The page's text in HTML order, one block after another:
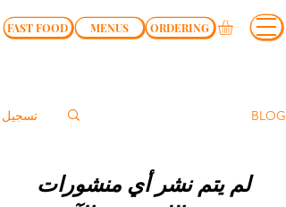
FAST FOOD MENUS ORDERING
BLOG تسجيل
لم يتم نشر أي منشورات